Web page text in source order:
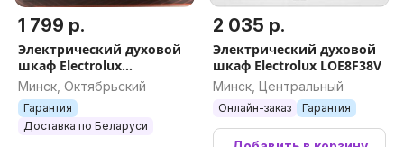
1 799 р.
Электрический духовой
шкаф Electrolux
KOCDH71X Рассрочка,
Гарантия, Доставка,
Самовывоз
Минск, Октябрьский
Гарантия
Доставка по Беларуси
2 035 р.
Электрический духовой
шкаф Electrolux LOE8F38V
Минск, Центральный
Онлайн-заказ Гарантия